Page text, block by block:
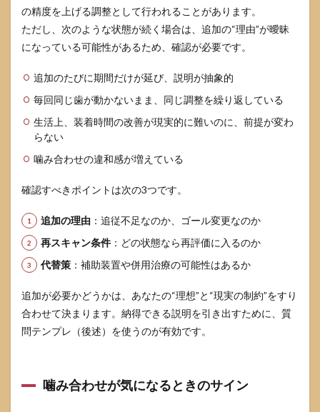
の精度を上げる調整として行われることがあります。
ただし、次のような状態が続く場合は、追加の“理由”が曖昧
になっている可能性があるため、確認が必要です。
追加のたびに期間だけが延び、説明が抽象的
毎回同じ歯が動かないまま、同じ調整を繰り返している
生活上、装着時間の改善が現実的に難いのに、前提が変わ
らない
噛み合わせの違和感が増えている
確認すべきポイントは次の3つです。
追加の理由 ：追従不足なのか、ゴール変更なのか
再スキャン条件 ：どの状態なら再評価に入るのか
代替策 ：補助装置や併用治療の可能性はあるか
追加が必要かどうかは、あなたの“理想”と“現実の制約”をすり
合わせて決まります。納得できる説明を引き出すために、質
問テンプレ（後述）を使うのが有効です。
噛み合わせが気になるときのサイン